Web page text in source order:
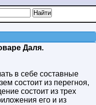
Даля.
в себе составные
состоит из перегноя,
состоит из трех
его и из